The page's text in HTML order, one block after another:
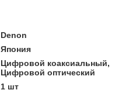
Denon
Япония
Цифровой коаксиальный,
Цифровой оптический
1 шт